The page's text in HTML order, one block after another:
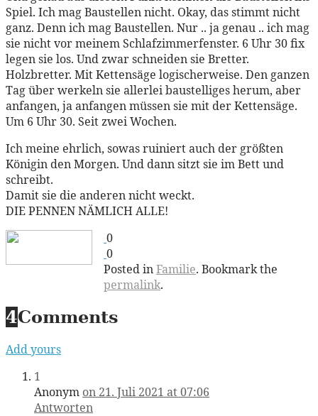
Spiel. Ich mag Baustellen nicht. Okay, das stimmt nicht
ganz. Denn ich mag Baustellen. Nur .. ja genau .. ich mag
sie nicht vor meinem Schlafzimmerfenster. 6 Uhr 30 fix
legen sie los. Und zwar schneiden sie Bretter.
Holzbretter. Mit Kettensäge logischerweise. Den ganzen
Tag über werkeln sie allerlei baustelliges herum, aber
anfangen, ja anfangen müssen sie mit der Kettensäge.
Um 6 Uhr 30. Seit zwei Wochen.
Ich meine ehrlich, sowas ruiniert auch der größten
Königin den Morgen. Und dann sitzt sie im Bett und
schreibt.
Damit sie die anderen nicht weckt.
DIE PENNEN NÄMLICH ALLE!
0
0
Posted inFamilie. Bookmark the
permalink.
4Comments
Add yours
1
Anonym on 21. Juli 2021 at 07:06
Antworten